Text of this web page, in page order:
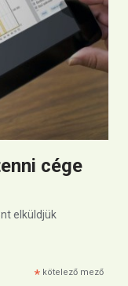
cége
elküldjük
*kötelező mező